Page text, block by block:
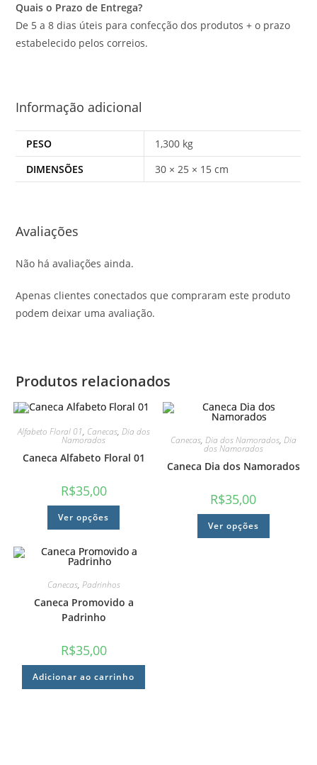
Quais o Prazo de Entrega?
De 5 a 8 dias úteis para confecção dos produtos + o prazo
estabelecido pelos correios.
Informação adicional
PESO
1,300 kg
DIMENSÕES
30 × 25 × 15 cm
Avaliações
Não há avaliações ainda.
Apenas clientes conectados que compraram este produto
podem deixar uma avaliação.
Produtos relacionados
Alfabeto Floral 01, Canecas, Dia dos
Namorados
Caneca Alfabeto Floral 01
R$35,00
Ver opções
Canecas, Dia dos Namorados, Dia
dos Namorados
Caneca Dia dos Namorados
R$35,00
Ver opções
Canecas, Padrinhos
Caneca Promovido a
Padrinho
R$35,00
Adicionar ao carrinho